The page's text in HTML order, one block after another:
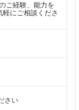
ご経験、能力を
にご相談くださ
さい